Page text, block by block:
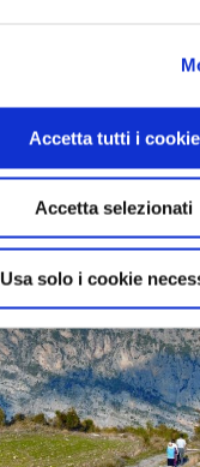
Accetta tutti i cookie
Accetta selezionati
Usa solo i cookie